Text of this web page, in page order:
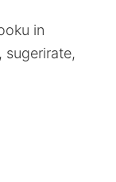
in
sugerirate,